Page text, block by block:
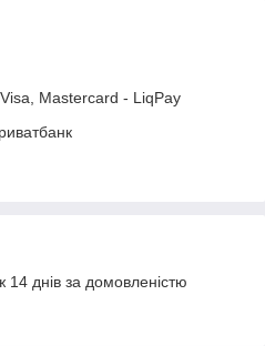
Mastercard - LiqPay
днів за домовленістю